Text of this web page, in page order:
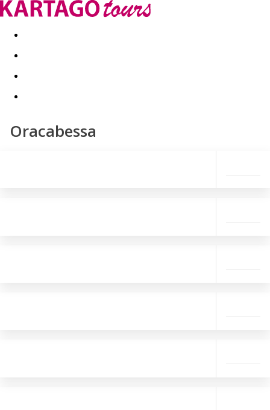
Last minute Dovolenkové kluby
Oracabessa